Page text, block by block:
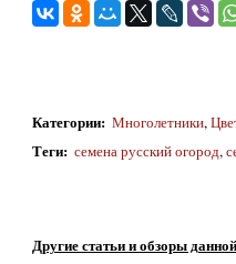
Категории: Многолетники,
Теги: семена русский огород,
Другие статьи и обзоры